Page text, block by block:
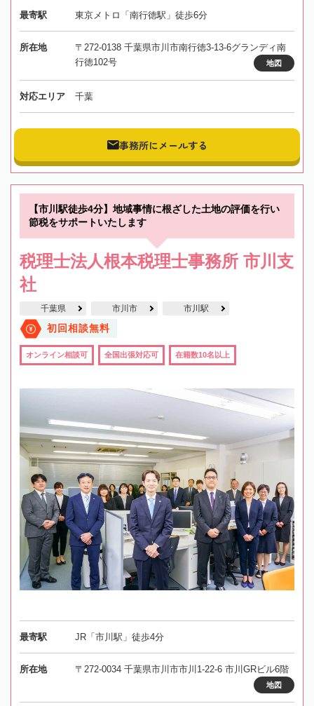
最寄駅 東京メトロ「南行徳駅」徒歩6分
所在地
〒272-0138 千葉県市川市南行徳3-13-6グランディ南
行徳102号
地図
対応エリア 千葉
事務所にメールする
【市川駅徒歩4分】地域事情に根ざした土地の評価を行い
節税をサポートいたします
税理士法人根本税理士事務所 市川支
社
千葉県 市川市 市川駅
初回相談無料
オンライン相談可 全国出張対応可 在籍数10名以上
最寄駅 JR「市川駅」徒歩4分
所在地 〒272-0034 千葉県市川市市川1-22-6 市川GRビル6階
地図